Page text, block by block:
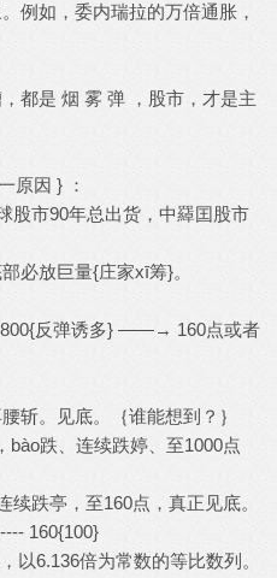
例如，委内瑞拉的万倍通胀，
都是 烟 雾 弹 ，股市，才是主
原因 } ：
股市90年总出货，中羄囯股市
必放巨量{庄家xī筹}。
反弹诱多} ——→ 160点或者
斩。见底。｛谁能想到？｝
bào跌、连续跌婷、至1000点
续跌亭，至160点，真正见底。
160{100}
倍为常数的等比数列。